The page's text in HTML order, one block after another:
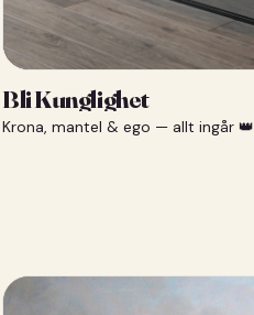
Bli Kunglighet
Krona, mantel & ego — allt ingår 👑